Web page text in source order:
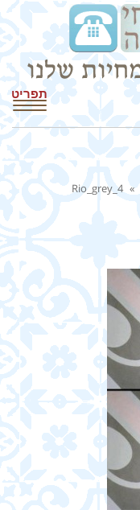
תפריט
»
Rio_grey_4